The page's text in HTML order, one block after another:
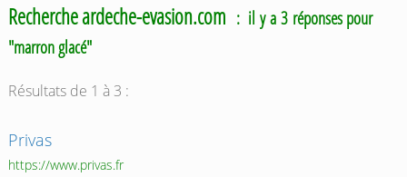
Recherche ardeche-evasion.com : il y a 3 réponses pour
"marron glacé"
Résultats de 1 à 3 :
Privas
https://www.privas.fr